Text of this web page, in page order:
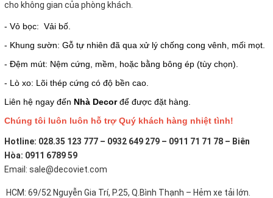
cho không gian của phòng khách.
- Vỏ bọc: Vải bố.
- Khung sườn: Gỗ tự nhiên đã qua xử lý chống cong vênh, mối mọt.
- Đệm mút: Nệm cứng, mềm, hoặc bằng bông ép (tùy chọn).
- Lò xo: Lõi thép cứng có độ bền cao.
Liên hệ ngay đến Nhà Decorđể được đặt hàng.
Chúng tôi luôn luôn hỗ trợ Quý khách hàng nhiệt tình!
Hotline: 028.35 123 777 – 0932 649 279 – 0911 71 71 78 – Biên
Hòa: 0911 6789 59
Email: sale@decoviet.com
HCM: 69/52 Nguyễn Gia Trí, P.25, Q.Bình Thạnh – Hẻm xe tải lớn.